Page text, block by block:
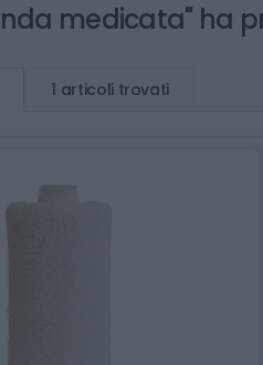
medicata" ha
1 articoli trovati